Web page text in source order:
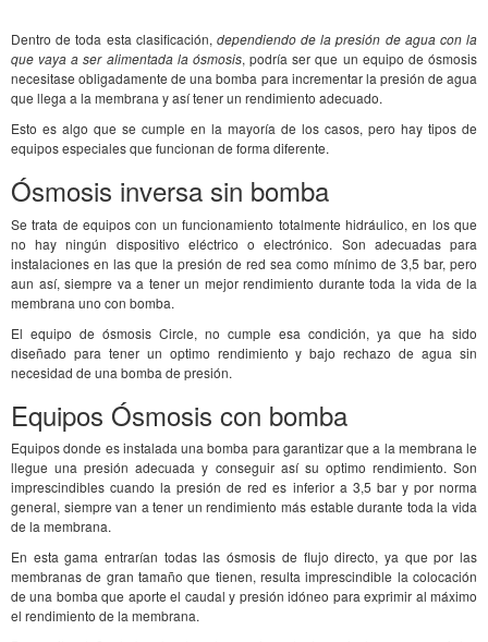
Dentro de toda esta clasificación, dependiendo de la presión de agua con la
que vaya a ser alimentada la ósmosis, podría ser que un equipo de ósmosis
necesitase obligadamente de una bomba para incrementar la presión de agua
que llega a la membrana y así tener un rendimiento adecuado.
Esto es algo que se cumple en la mayoría de los casos, pero hay tipos de
equipos especiales que funcionan de forma diferente.
Ósmosis inversa sin bomba
Se trata de equipos con un funcionamiento totalmente hidráulico, en los que
no hay ningún dispositivo eléctrico o electrónico. Son adecuadas para
instalaciones en las que la presión de red sea como mínimo de 3,5 bar, pero
aun así, siempre va a tener un mejor rendimiento durante toda la vida de la
membrana uno con bomba.
El equipo de ósmosis Circle, no cumple esa condición, ya que ha sido
diseñado para tener un optimo rendimiento y bajo rechazo de agua sin
necesidad de una bomba de presión.
Equipos Ósmosis con bomba
Equipos donde es instalada una bomba para garantizar que a la membrana le
llegue una presión adecuada y conseguir así su optimo rendimiento. Son
imprescindibles cuando la presión de red es inferior a 3,5 bar y por norma
general, siempre van a tener un rendimiento más estable durante toda la vida
de la membrana.
En esta gama entrarían todas las ósmosis de flujo directo, ya que por las
membranas de gran tamaño que tienen, resulta imprescindible la colocación
de una bomba que aporte el caudal y presión idóneo para exprimir al máximo
el rendimiento de la membrana.